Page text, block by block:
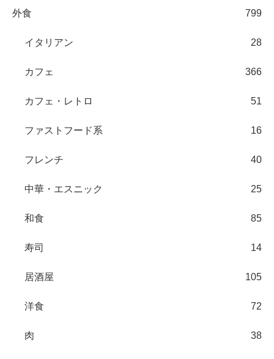
外食 799
イタリアン 28
カフェ 366
カフェ・レトロ 51
ファストフード系 16
フレンチ 40
中華・エスニック 25
和食 85
寿司 14
居酒屋 105
洋食 72
肉 38